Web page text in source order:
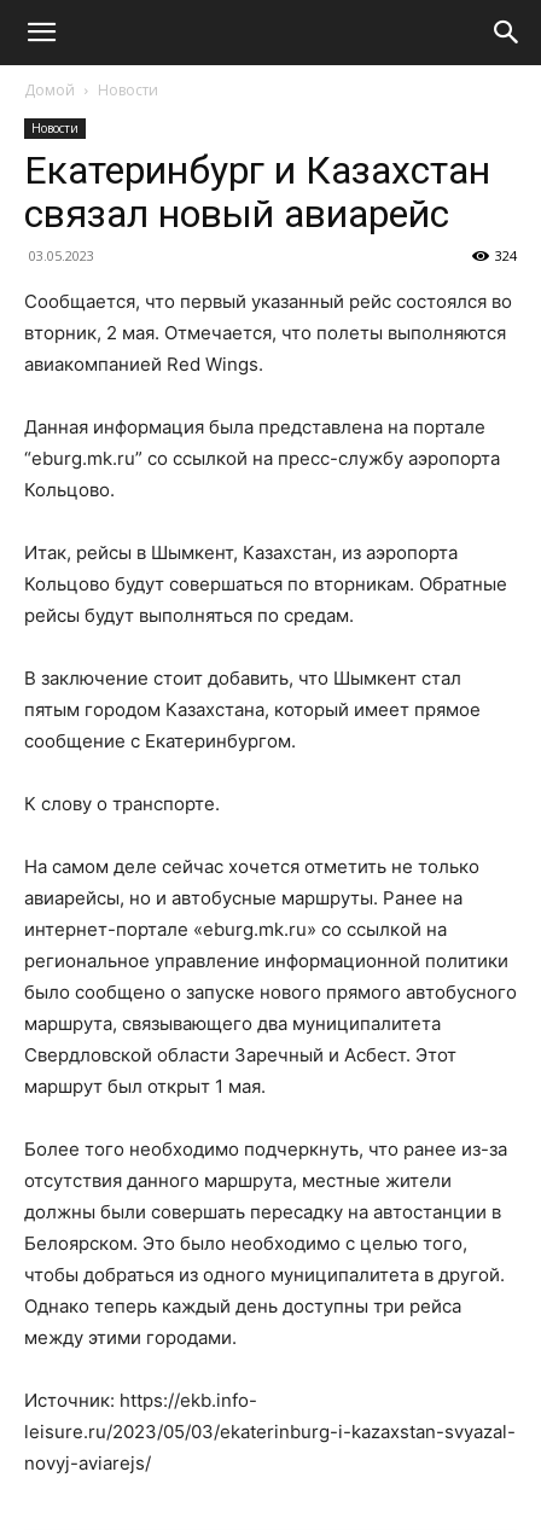
Домой Новости
Новости
Екатеринбург и Казахстан
связал новый авиарейс
03.05.2023 324
Сообщается, что первый указанный рейс состоялся во
вторник, 2 мая. Отмечается, что полеты выполняются
авиакомпанией Red Wings.
Данная информация была представлена на портале
“eburg.mk.ru” со ссылкой на пресс-службу аэропорта
Кольцово.
Итак, рейсы в Шымкент, Казахстан, из аэропорта
Кольцово будут совершаться по вторникам. Обратные
рейсы будут выполняться по средам.
В заключение стоит добавить, что Шымкент стал
пятым городом Казахстана, который имеет прямое
сообщение с Екатеринбургом.
К слову о транспорте.
На самом деле сейчас хочется отметить не только
авиарейсы, но и автобусные маршруты. Ранее на
интернет-портале «eburg.mk.ru» со ссылкой на
региональное управление информационной политики
было сообщено о запуске нового прямого автобусного
маршрута, связывающего два муниципалитета
Свердловской области Заречный и Асбест. Этот
маршрут был открыт 1 мая.
Более того необходимо подчеркнуть, что ранее из-за
отсутствия данного маршрута, местные жители
должны были совершать пересадку на автостанции в
Белоярском. Это было необходимо с целью того,
чтобы добраться из одного муниципалитета в другой.
Однако теперь каждый день доступны три рейса
между этими городами.
Источник: https://ekb.info-
leisure.ru/2023/05/03/ekaterinburg-i-kazaxstan-svyazal-
novyj-aviarejs/